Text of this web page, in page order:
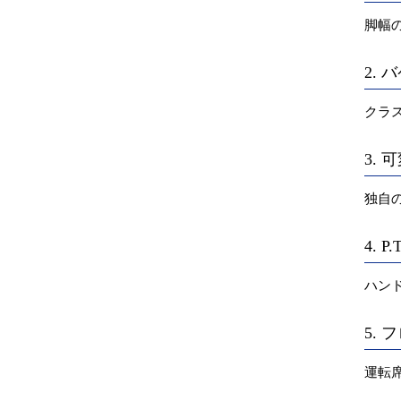
脚幅
2.
クラ
3.
独自
4.
ハン
5.
運転